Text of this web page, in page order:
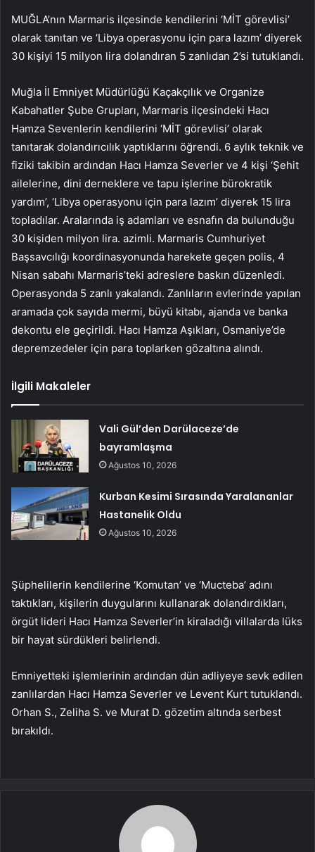
MUĞLA’nın Marmaris ilçesinde kendilerini ‘MİT görevlisi’
olarak tanıtan ve ‘Libya operasyonu için para lazım’ diyerek
30 kişiyi 15 milyon lira dolandıran 5 zanlıdan 2’si tutuklandı.
Muğla İl Emniyet Müdürlüğü Kaçakçılık ve Organize
Kabahatler Şube Grupları, Marmaris ilçesindeki Hacı
Hamza Sevenlerin kendilerini ‘MİT görevlisi’ olarak
tanıtarak dolandırıcılık yaptıklarını öğrendi. 6 aylık teknik ve
fiziki takibin ardından Hacı Hamza Severler ve 4 kişi ‘Şehit
ailelerine, dini derneklere ve tapu işlerine bürokratik
yardım’, ‘Libya operasyonu için para lazım’ diyerek 15 lira
topladılar. Aralarında iş adamları ve esnafın da bulunduğu
30 kişiden milyon lira. azimli. Marmaris Cumhuriyet
Başsavcılığı koordinasyonunda harekete geçen polis, 4
Nisan sabahı Marmaris’teki adreslere baskın düzenledi.
Operasyonda 5 zanlı yakalandı. Zanlıların evlerinde yapılan
aramada çok sayıda mermi, büyü kitabı, ajanda ve banka
dekontu ele geçirildi. Hacı Hamza Aşıkları, Osmaniye’de
depremzedeler için para toplarken gözaltına alındı.
İlgili Makaleler
Vali Gül’den Darülaceze’de
bayramlaşma
Ağustos 10, 2026
Kurban Kesimi Sırasında Yaralananlar
Hastanelik Oldu
Ağustos 10, 2026
Şüphelilerin kendilerine ‘Komutan’ ve ‘Mucteba’ adını
taktıkları, kişilerin duygularını kullanarak dolandırdıkları,
örgüt lideri Hacı Hamza Severler’in kiraladığı villalarda lüks
bir hayat sürdükleri belirlendi.
Emniyetteki işlemlerinin ardından dün adliyeye sevk edilen
zanlılardan Hacı Hamza Severler ve Levent Kurt tutuklandı.
Orhan S., Zeliha S. ve Murat D. gözetim altında serbest
bırakıldı.